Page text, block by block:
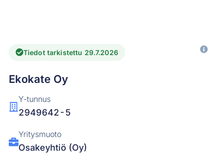
Tiedot tarkistettu 29.7.2026
Ekokate Oy
Y-tunnus
2949642-5
Yritysmuoto
Osakeyhtiö (Oy)